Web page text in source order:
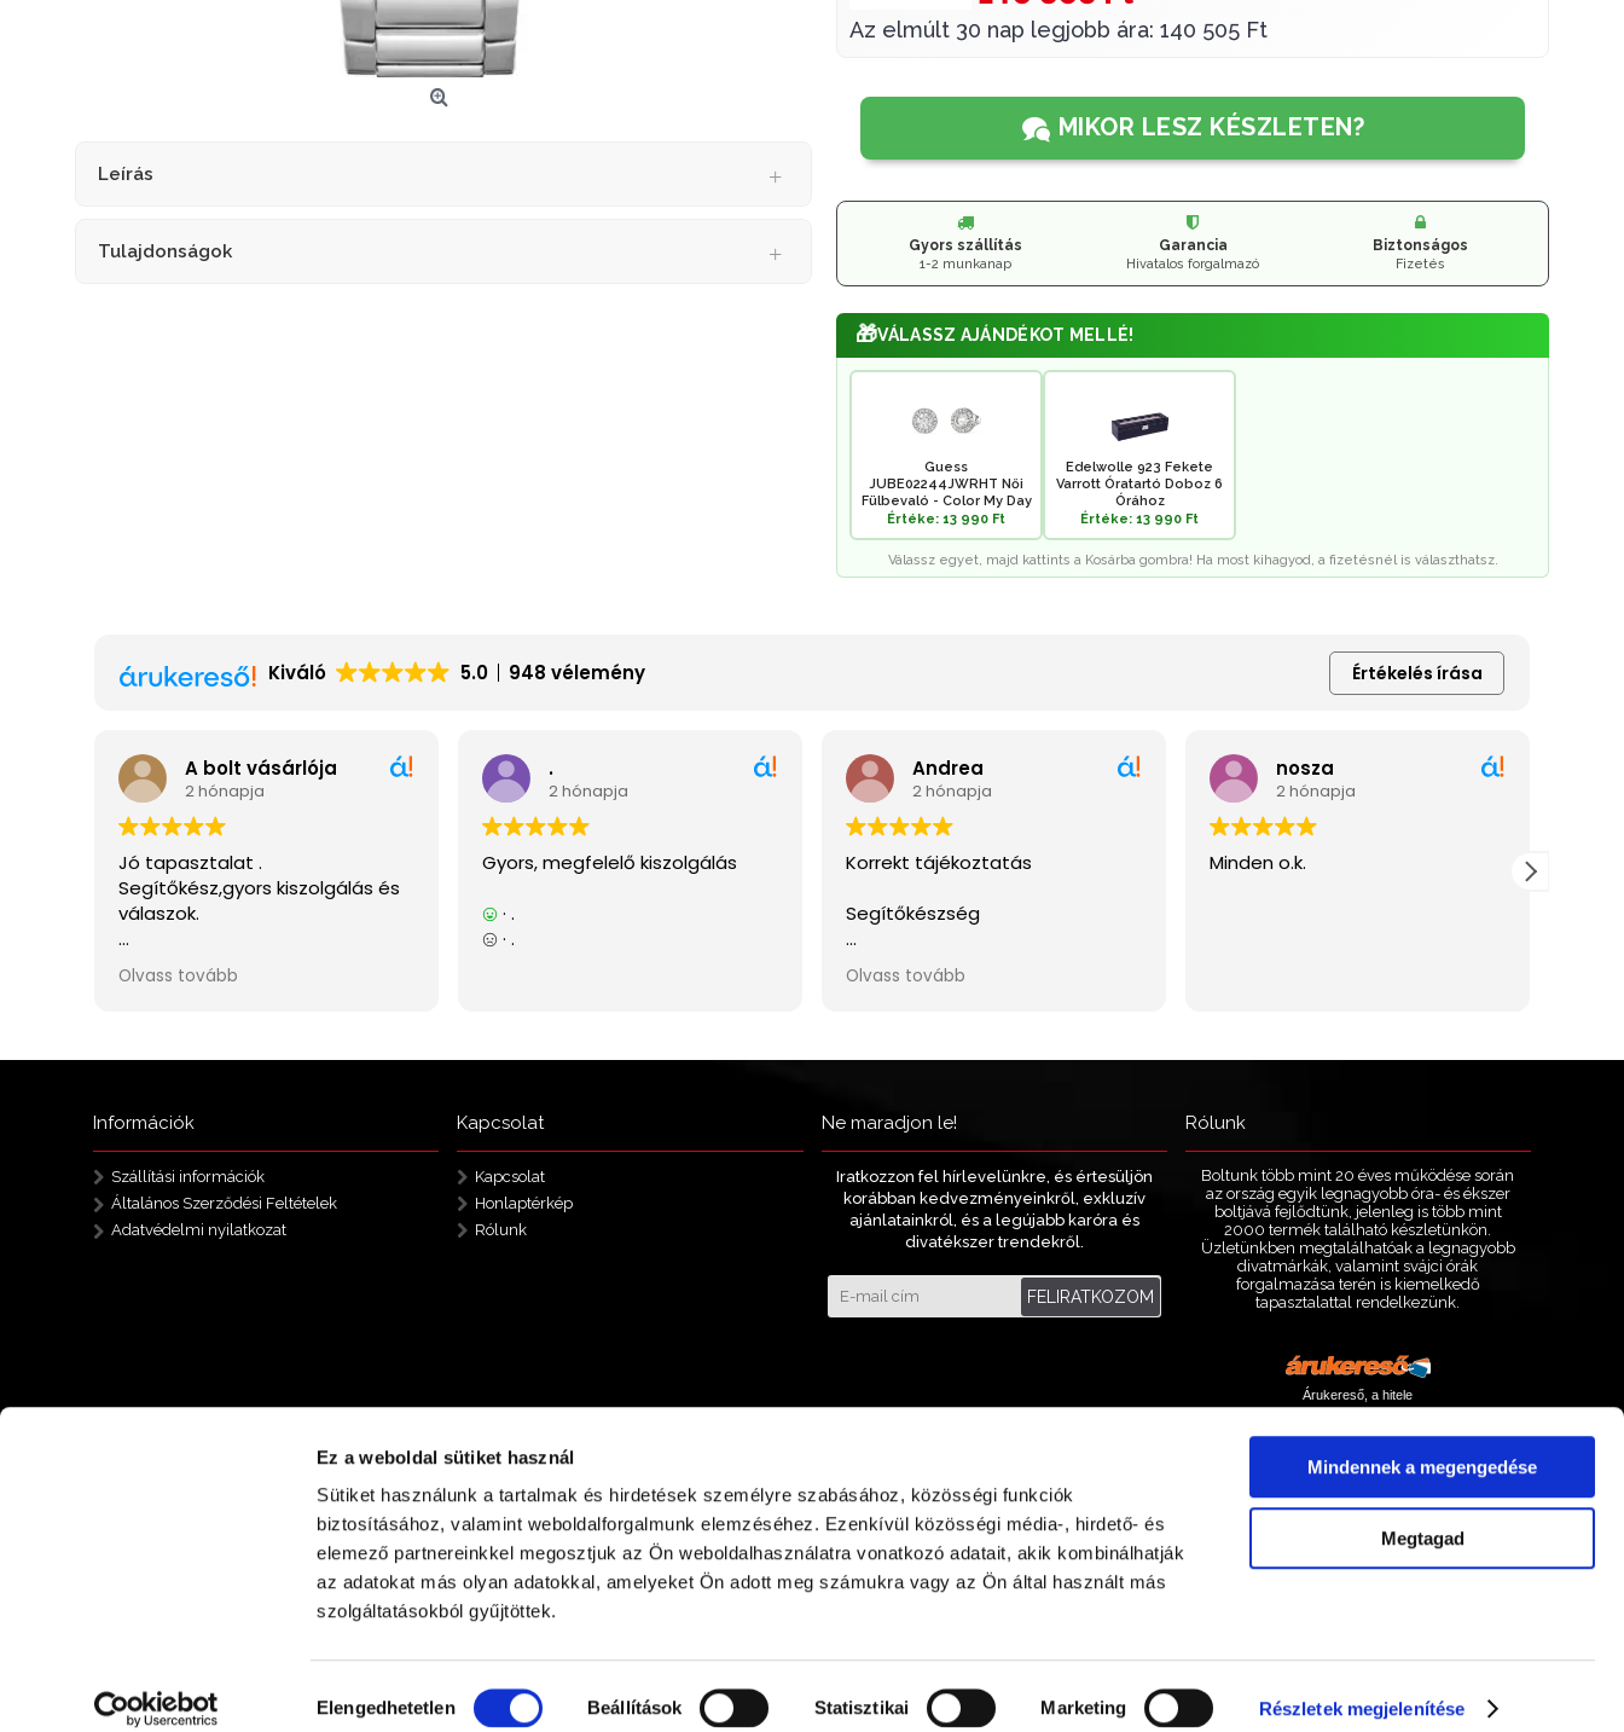
Ez a weboldal sütiket használ
Sütiket használunk a tartalmak és hirdetések személyre szabásához, közösségi funkciók
biztosításához, valamint weboldalforgalmunk elemzéséhez. Ezenkívül közösségi média-, hirdető- és
elemező partnereinkkel megosztjuk az Ön weboldalhasználatra vonatkozó adatait, akik kombinálhatják
az adatokat más olyan adatokkal, amelyeket Ön adott meg számukra vagy az Ön által használt más
szolgáltatásokból gyűjtöttek.
kiválasztása
Elengedhetetlen Beállítások Statisztikai Marketing Részletek megjelenítése
Mindennek a megengedése
Megtagad
Leírás
Tulajdonságok
Az elmúlt 30 nap legjobb ára: 140 505 Ft
MIKOR LESZ KÉSZLETEN?
Gyors szállítás
1-2 munkanap
Garancia
Hivatalos forgalmazó
Biztonságos
Fizetés
🎁VÁLASSZ AJÁNDÉKOT MELLÉ!
Guess
JUBE02244JWRHT Női
Fülbevaló - Color My Day
Értéke: 13 990 Ft
Edelwolle 923 Fekete
Varrott Óratartó Doboz 6
Órához
Értéke: 13 990 Ft
Válassz egyet, majd kattints a Kosárba gombra! Ha most kihagyod, a fizetésnél is választhatsz.
Információk
Szállítási információk
Általános Szerződési Feltételek
Adatvédelmi nyilatkozat
Kapcsolat
Kapcsolat
Honlaptérkép
Rólunk
Ne maradjon le!
Iratkozzon fel hírlevelünkre, és értesüljön
korábban kedvezményeinkről, exkluzív
ajánlatainkról, és a legújabb karóra és
divatékszer trendekről.
FELIRATKOZOM
Rólunk
Boltunk több mint 20 éves működése során
az ország egyik legnagyobb óra- és ékszer
boltjává fejlődtünk, jelenleg is több mint
2000 termék található készletünkön.
Üzletünkben megtalálhatóak a legnagyobb
divatmárkák, valamint svájci órák
forgalmazása terén is kiemelkedő
tapasztalattal rendelkezünk.
Árukereső, a hitele
4400 Nyíregyháza Nyírplaza Földszint
Minden jog fenntartva © 2023 ora-bolt.hu